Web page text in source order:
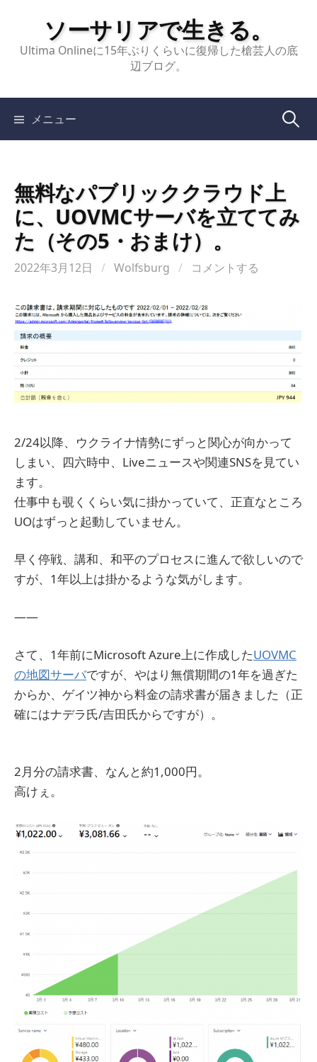
ソーサリアで生きる。
Ultima Onlineに15年ぶりくらいに復帰した槍芸人の底
辺ブログ。
メニュー 検
無料なパブリッククラウド上
に、UOVMCサーバを立ててみ
た（その5・おまけ）。
2022年3月12日 / Wolfsburg / コメントする
2/24以降、ウクライナ情勢にずっと関心が向かって
しまい、四六時中、Liveニュースや関連SNSを見てい
ます。
仕事中も覗くくらい気に掛かっていて、正直なところ
UOはずっと起動していません。
早く停戦、講和、和平のプロセスに進んで欲しいので
すが、1年以上は掛かるような気がします。
——
さて、1年前にMicrosoft Azure上に作成したUOVMC
の地図サーバですが、やはり無償期間の1年を過ぎた
からか、ゲイツ神から料金の請求書が届きました（正
確にはナデラ氏/吉田氏からですが）。
2月分の請求書、なんと約1,000円。
高けぇ。